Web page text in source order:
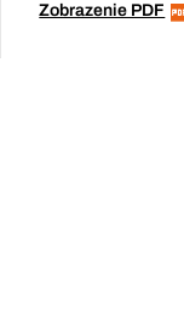
Zobrazenie PDF